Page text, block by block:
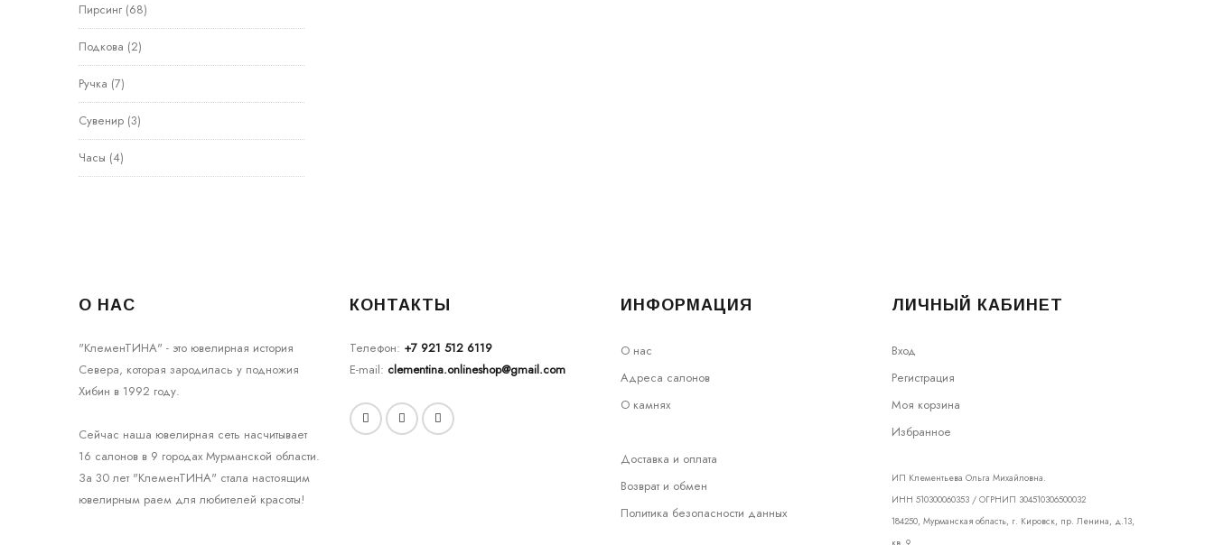
Пирсинг (68)
Подкова (2)
Ручка (7)
Сувенир (3)
Часы (4)
О НАС
"КлеменТИНА" - это ювелирная история
Севера, которая зародилась у подножия
Хибин в 1992 году.
Сейчас наша ювелирная сеть насчитывает
16 салонов в 9 городах Мурманской области.
За 30 лет "КлеменТИНА" стала настоящим
ювелирным раем для любителей красоты!
КОНТАКТЫ
Телефон: +7 921 512 6119
E-mail: clementina.onlineshop@gmail.com
ИНФОРМАЦИЯ
О нас
Адреса салонов
О камнях
Доставка и оплата
Возврат и обмен
Политика безопасности данных
ЛИЧНЫЙ КАБИНЕТ
Вход
Регистрация
Моя корзина
Избранное
ИП Клементьева Ольга Михайловна.
ИНН 510300060353 / ОГРНИП 304510306500032
184250, Мурманская область, г. Кировск, пр. Ленина, д.13,